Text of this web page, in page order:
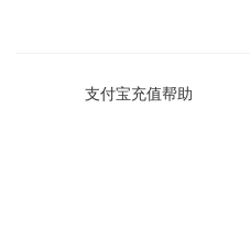
支付宝充值帮助